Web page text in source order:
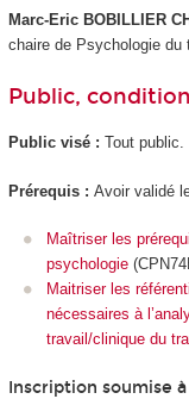
Marc-Eric BOBILLIER
chaire de Psychologie du
Public,
Public visé : Tout public.
Prérequis : Avoir validé
Maîtriser les
psychologie
Maitriser les
nécessaires à
travail/clinique du
Inscription soumise